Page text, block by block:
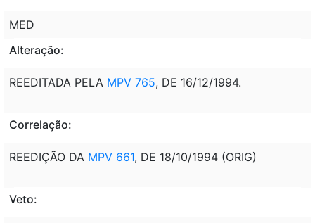
MED
Alteração:
REEDITADA PELA MPV 765, DE 16/12/1994.
Correlação:
REEDIÇÃO DA MPV 661, DE 18/10/1994 (ORIG)
Veto: